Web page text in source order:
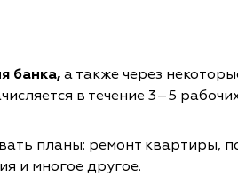
банка, а также через
в течение 3–5
планы: ремонт квартиры,
и многое другое.